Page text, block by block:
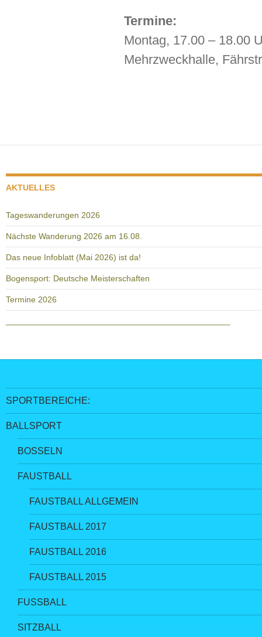
Termine:
Montag, 17.00 – 18.00
Mehrzweckhalle,
AKTUELLES
Tageswanderungen 2026
Nächste Wanderung 2026 am 16.08.
Das neue Infoblatt (Mai 2026) ist da!
Bogensport: Deutsche Meisterschaften
Termine 2026
SPORTBEREICHE:
BALLSPORT
BOSSELN
FAUSTBALL
FAUSTBALL ALLGEMEIN
FAUSTBALL 2017
FAUSTBALL 2016
FAUSTBALL 2015
FUSSBALL
SITZBALL